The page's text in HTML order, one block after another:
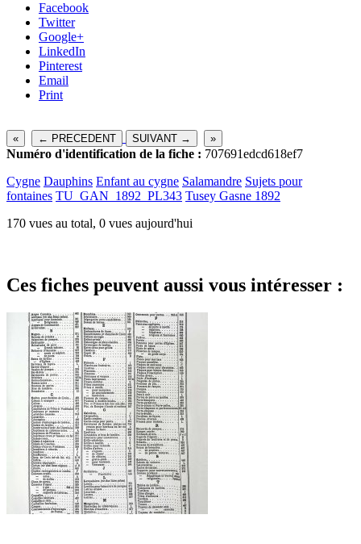
Facebook
Twitter
Google+
LinkedIn
Pinterest
Email
Print
« ← PRECEDENT SUIVANT → »
Numéro d'identification de la fiche : 707691edcd618ef7
Cygne Dauphins Enfant au cygne Salamandre Sujets pour
fontaines TU_GAN_1892_PL343 Tusey Gasne 1892
170 vues au total, 0 vues aujourd'hui
Ces fiches peuvent aussi vous intéresser :